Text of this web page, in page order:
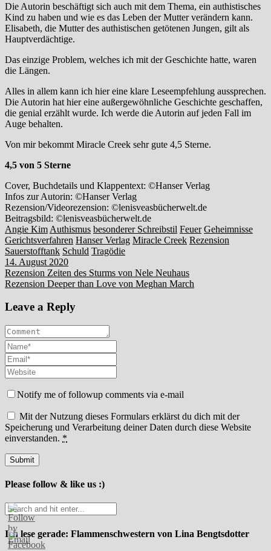
Die Autorin beschäftigt sich auch mit dem Thema, ein authistisches
Kind zu haben und wie es das Leben der Mutter verändern kann.
Elisabeth, die Mutter des authistischen getötenen Jungen, gilt als
Hauptverdächtige.
Das einzige Problem, welches ich mit der Geschichte hatte, waren
die Längen.
Alles in allem kann ich hier eine klare Leseempfehlung aussprechen.
Die Autorin hat hier eine außergewöhnliche Geschichte geschaffen,
die genial erzählt wurde. Ich werde die Autorin auf jeden Fall im
Auge behalten.
Von mir bekommt Miracle Creek sehr gute 4,5 Sterne.
4,5 von 5 Sterne
Cover, Buchdetails und Klappentext: ©Hanser Verlag
Infos zur Autorin: ©Hanser Verlag
Rezension/Videorezension: ©lenisveasbücherwelt.de
Beitragsbild: ©lenisveasbücherwelt.de
Angie Kim Authismus besonderer Schreibstil Feuer Geheimnisse
Gerichtsverfahren Hanser Verlag Miracle Creek Rezension
Sauerstofftank Schuld Tragödie
14. August 2020
Beitragsnavigation
Rezension Zeiten des Sturms von Nele Neuhaus
Rezension Deeper than Love von Meghan March
Leave a Reply
Notify me of followup comments via e-mail
Mit der Nutzung dieses Formulars erklärst du dich mit der
Speicherung und Verarbeitung deiner Daten durch diese Website
einverstanden. *
Please follow & like us :)
Ich lese gerade: Flammenschwestern von Lina Bengtsdotter